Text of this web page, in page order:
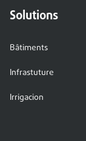
Solutions
Bâtiments
Infrastuture
Irrigacion